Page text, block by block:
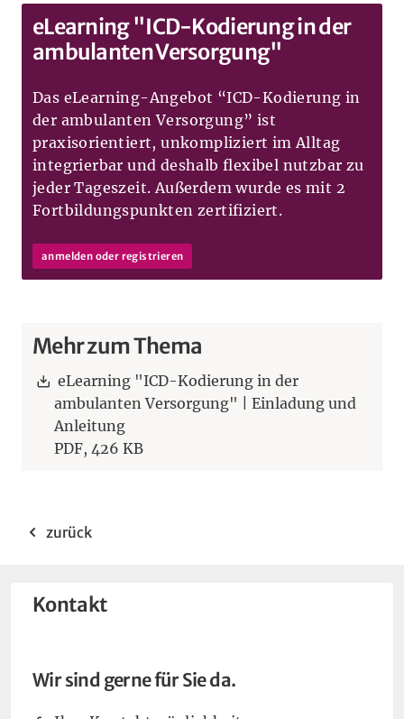
eLearning "ICD-Kodierung in der
ambulanten Versorgung"
Das eLearning-Angebot “ICD-Kodierung in
der ambulanten Versorgung” ist
praxisorientiert, unkompliziert im Alltag
integrierbar und deshalb flexibel nutzbar zu
jeder Tageszeit. Außerdem wurde es mit 2
Fortbildungspunkten zertifiziert.
anmelden oder registrieren
Mehr zum Thema
Download:
eLearning "ICD-Kodierung in der
ambulanten Versorgung" | Einladung und
Anleitung
PDF, 426 KB
zurück
Kontakt
Wir sind gerne für Sie da.